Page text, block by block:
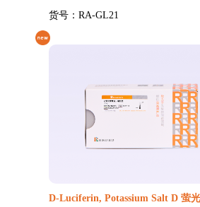
货号：RA-GL21
D-Luciferin, Potassium Salt D 萤